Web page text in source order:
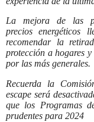
La mejora de las
precios energéticos
recomendar la
protección a hogares y
por las más generales.
Recuerda la
escape será
que los Programas
prudentes para 2024